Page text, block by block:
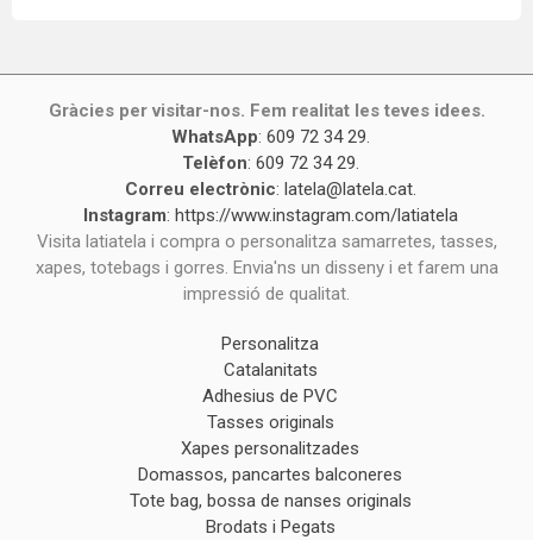
Gràcies per visitar-nos. Fem realitat les teves idees.
WhatsApp: 609 72 34 29
Telèfon: 609 72 34 29
Correu electrònic: latela@latela.cat.
Instagram: https://www.instagram.com/latiatela
Visita latiatela i compra o personalitza samarretes, tasses,
xapes, totebags i gorres. Envia'ns un disseny i et farem una
impressió de qualitat.
Personalitza
Catalanitats
Adhesius de PVC
Tasses originals
Xapes personalitzades
Domassos, pancartes balconeres
Tote bag, bossa de nanses originals
Brodats i Pegats